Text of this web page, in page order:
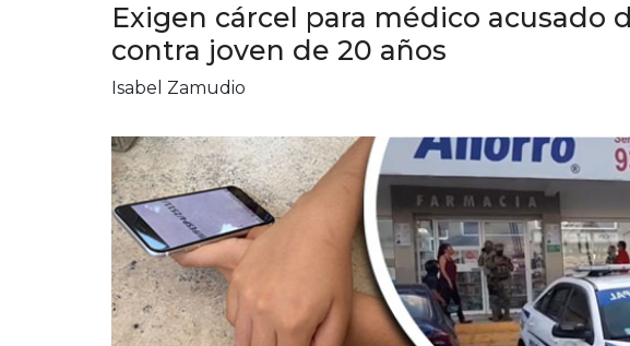
Exigen cárcel para médico acusado
contra joven de 20 años
Isabel Zamudio